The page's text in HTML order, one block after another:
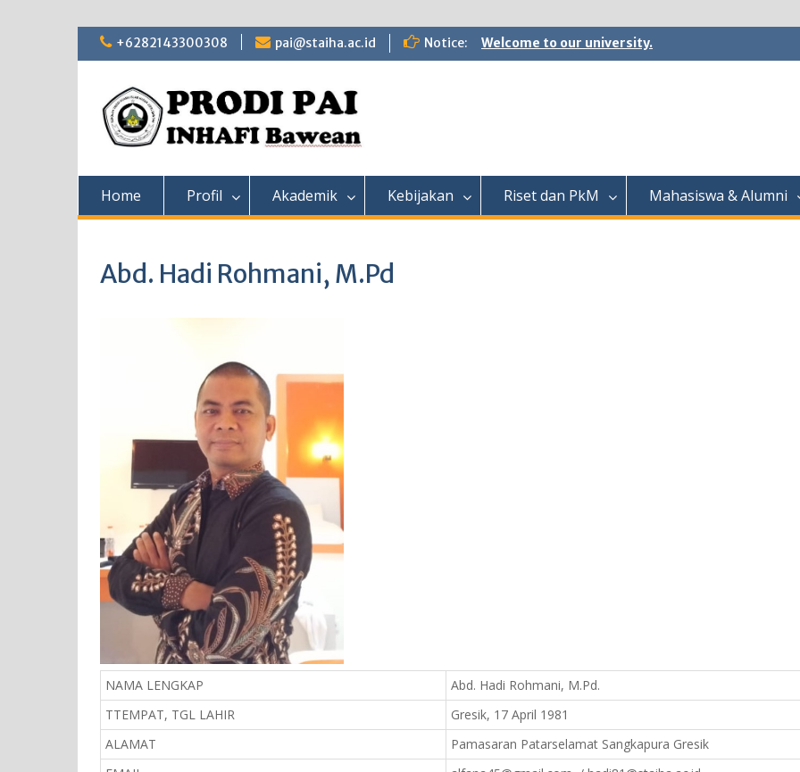
Skip
+6282143300308 pai@staiha.ac.id Notice: Welcome to our university.
Home Profil Akademik Kebijakan Riset dan PkM Mahasiswa & Alumni
Abd. Hadi Rohmani, M.Pd
NAMA LENGKAP
Abd. Hadi Rohmani, M.Pd.
TTEMPAT, TGL LAHIR
Gresik, 17 April 1981
ALAMAT
Pamasaran Patarselamat Sangkapura Gresik